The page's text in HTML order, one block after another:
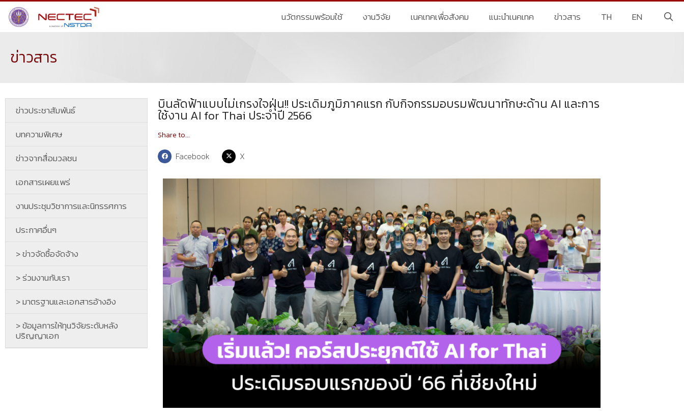
นวัตกรรมพร้อมใช้ งานวิจัย เนคเทคเพื่อสังคม แนะนำเนคเทค ข่าวสาร TH EN
ข่าวสาร
ข่าวประชาสัมพันธ์
บทความพิเศษ
ข่าวจากสื่อมวลชน
เอกสารเผยแพร่
งานประชุมวิชาการและนิทรรศการ
ประกาศอื่นๆ
> ข่าวจัดซื้อจัดจ้าง
> ร่วมงานกับเรา
> มาตรฐานและเอกสารอ้างอิง
> ข้อมูลการให้ทุนวิจัยระดับหลัง
ปริญญาเอก
บินลัดฟ้าแบบไม่เกรงใจฝุ่น!! ประเดิมภูมิภาคแรก กับกิจกรรมอบรมพัฒนาทักษะด้าน AI และการ
ใช้งาน AI for Thai ประจำปี 2566
Share to...
Facebook X